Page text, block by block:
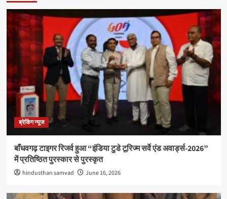
ब्रेकिंग न्यूज
बाँधवगढ़ टाइगर रिजर्व हुआ “इंडिया टुडे टूरिज्म सर्वे एंड अवार्ड्स-2026”
में प्रतिष्ठित पुरस्कार से पुरस्कृत
hindusthan samvad June 16, 2026